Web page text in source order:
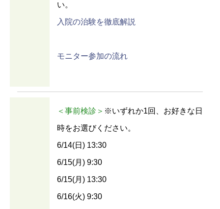
い。
入院の治験を徹底解説
モニター参加の流れ
＜事前検診＞ ※いずれか1回、お好きな日
時をお選びください。
6/14(日) 13:30
6/15(月) 9:30
6/15(月) 13:30
6/16(火) 9:30